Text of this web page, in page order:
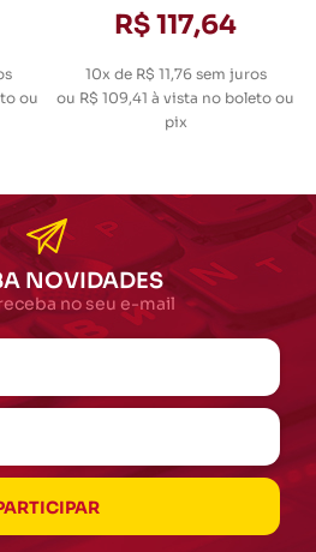
ou
R$ 117,64
10x de R$ 11,76 sem juros
ou R$ 109,41 à vista no boleto ou
pix
NOVIDADES
no seu e-mail